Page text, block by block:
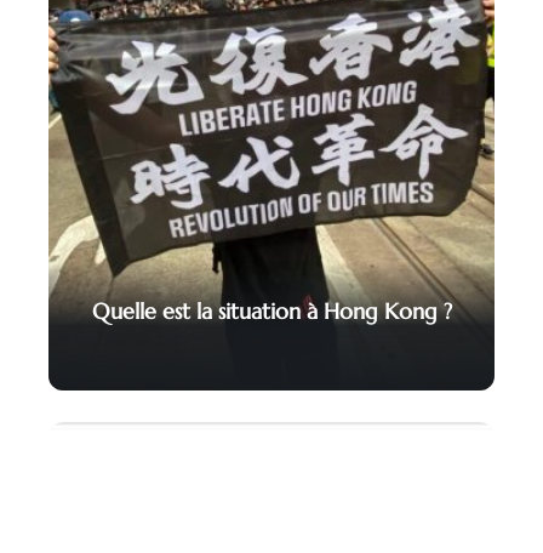
Quelle est la situation à Hong Kong ?